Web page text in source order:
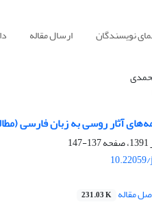
نویسندگان ارسال مقاله
آثار روسی به زبان فارسی
137-147
مقاله 231.03 K